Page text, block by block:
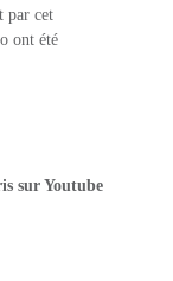
par cet
ont été
sur Youtube